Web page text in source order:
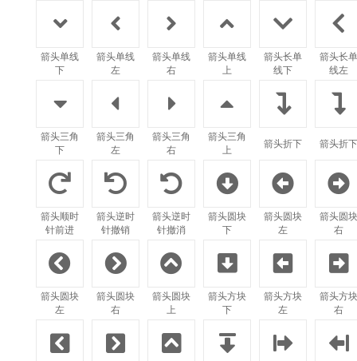
箭头单线
下
箭头单线
左
箭头单线
右
箭头单线
上
箭头长单
线下
箭头长单
线左
箭头三角
下
箭头三角
左
箭头三角
右
箭头三角
上
箭头折下 箭头折下
箭头顺时
针前进
箭头逆时
针撤销
箭头逆时
针撤消
箭头圆块
下
箭头圆块
左
箭头圆块
右
箭头圆块
左
箭头圆块
右
箭头圆块
上
箭头方块
下
箭头方块
左
箭头方块
右
     
     
     
     
     